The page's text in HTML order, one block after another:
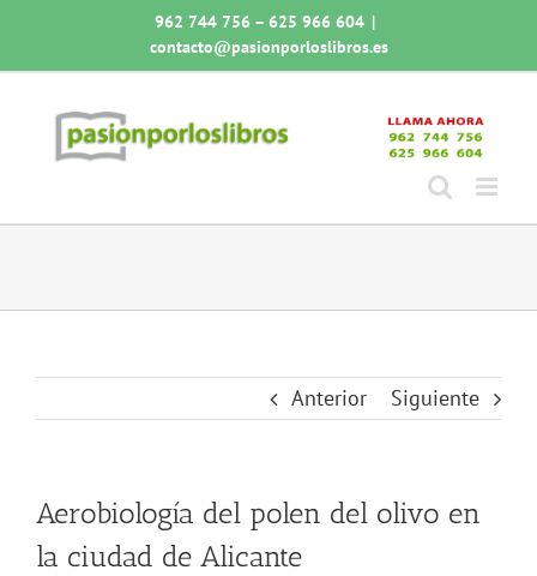
contenido
962 744 756 – 625 966 604 |
contacto@pasionporloslibros.es
Anterior Siguiente
Aerobiología del polen del olivo en
la ciudad de Alicante